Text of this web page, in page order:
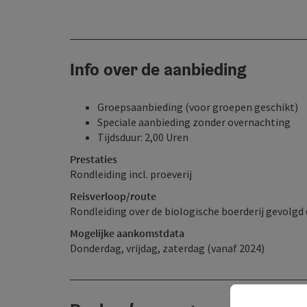
Info over de aanbieding
Groepsaanbieding (voor groepen geschikt)
Speciale aanbieding zonder overnachting
Tijdsduur: 2,00 Uren
Prestaties
Rondleiding incl. proeverij
Reisverloop/route
Rondleiding over de biologische boerderij
Mogelijke aankomstdata
Donderdag, vrijdag, zaterdag (vanaf 2024)